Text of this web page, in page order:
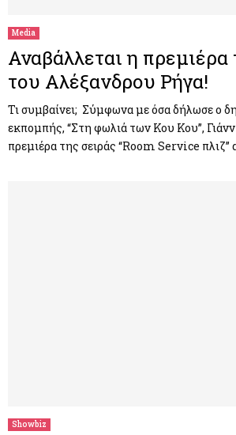
Media
Αναβάλλεται η πρεμιέρα
του Αλέξανδρου Ρήγα!
Τι συμβαίνει; Σύμφωνα με όσα δήλωσε ο
εκπομπής, “Στη φωλιά των Κου Κου”,
πρεμιέρα της σειράς “Room Service πλιζ”
Showbiz